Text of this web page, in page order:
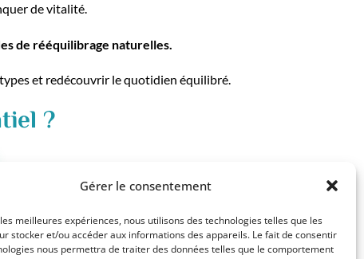
Gérer le consentement
meilleures expériences, nous utilisons des technologies telles que les
stocker et/ou accéder aux informations des appareils. Le fait de consentir
nous permettra de traiter des données telles que le comportement
de vitalité.
de rééquilibrage naturelles.
et redécouvrir le quotidien équilibré.
?